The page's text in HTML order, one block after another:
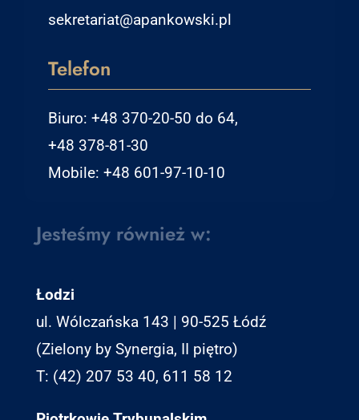
sekretariat@apankowski.pl
Telefon
Biuro: +48 370-20-50 do 64,
+48 378-81-30
Mobile: +48 601-97-10-10
Jesteśmy również w:
Łodzi
ul. Wólczańska 143 | 90-525 Łódź
(Zielony by Synergia, II piętro)
T: (42) 207 53 40, 611 58 12